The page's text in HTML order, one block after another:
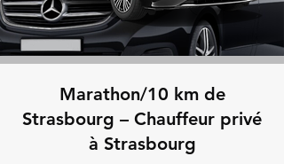
Marathon/10 km de
Strasbourg – Chauffeur privé
à Strasbourg